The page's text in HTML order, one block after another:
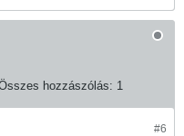
hozzászólás: 1
#6